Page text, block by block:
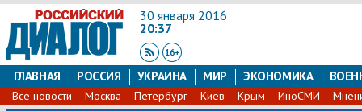
30 января 2016
20:37
ГЛАВНАЯ РОССИЯ УКРАИНА МИР ЭКОНОМИКА
Все новости Москва Петербург Киев Крым ИноСМИ